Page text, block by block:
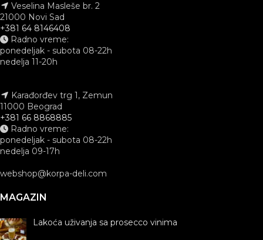
Veselina Masleše br. 2
21000 Novi Sad
+381 64 8146408
Radno vreme:
ponedeljak - subota 08-22h
nedelja 11-20h
Karađorđev trg 1, Zemun
11000 Beograd
+381 66 8868885
Radno vreme:
ponedeljak - subota 08-22h
nedelja 09-17h
webshop@korpa-deli.com
MAGAZIN
Lakoća uživanja sa prosecco vinima